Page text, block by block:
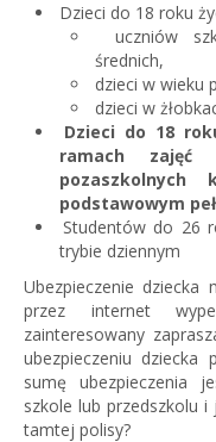
Dzieci do 18 roku
uczniów
średnich,
dzieci w wieku
dzieci w
Dzieci do 18
ramach zajęć
pozaszkolnych
podstawowym
Studentów do 26
trybie dziennym
Ubezpieczenie
przez internet
zainteresowany
ubezpieczeniu
sumę ubezpieczenia
szkole lub przedszkolu
tamtej polisy?